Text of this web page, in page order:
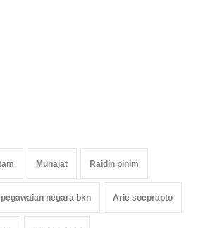
Munajat Raidin pinim
negara bkn Arie soeprapto